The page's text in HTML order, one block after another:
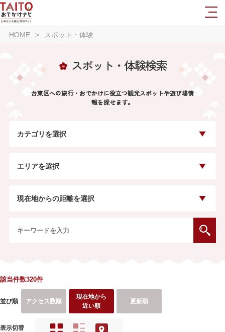
HOME スポット・体験
スポット・体験検索
台東区への旅行・おでかけに役立つ観光スポットや遊び場情
報を探せます。
カテゴリを選択
エリアを選択
現在地からの距離を選択
該当件数320件
並び順 アクセス数順
現在地から
近い順
更新順
表示切替